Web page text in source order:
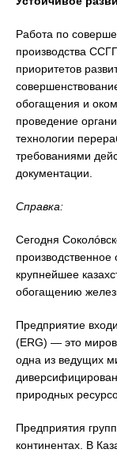
Работа по
производства
приоритетов
обогащения и
проведение
технологии
требованиями
документации.
Справка:
Сегодня
крупнейшее
обогащению
Предприятие
(ERG) — это
одна из ведущих
природных
Предприятия
континентах. В